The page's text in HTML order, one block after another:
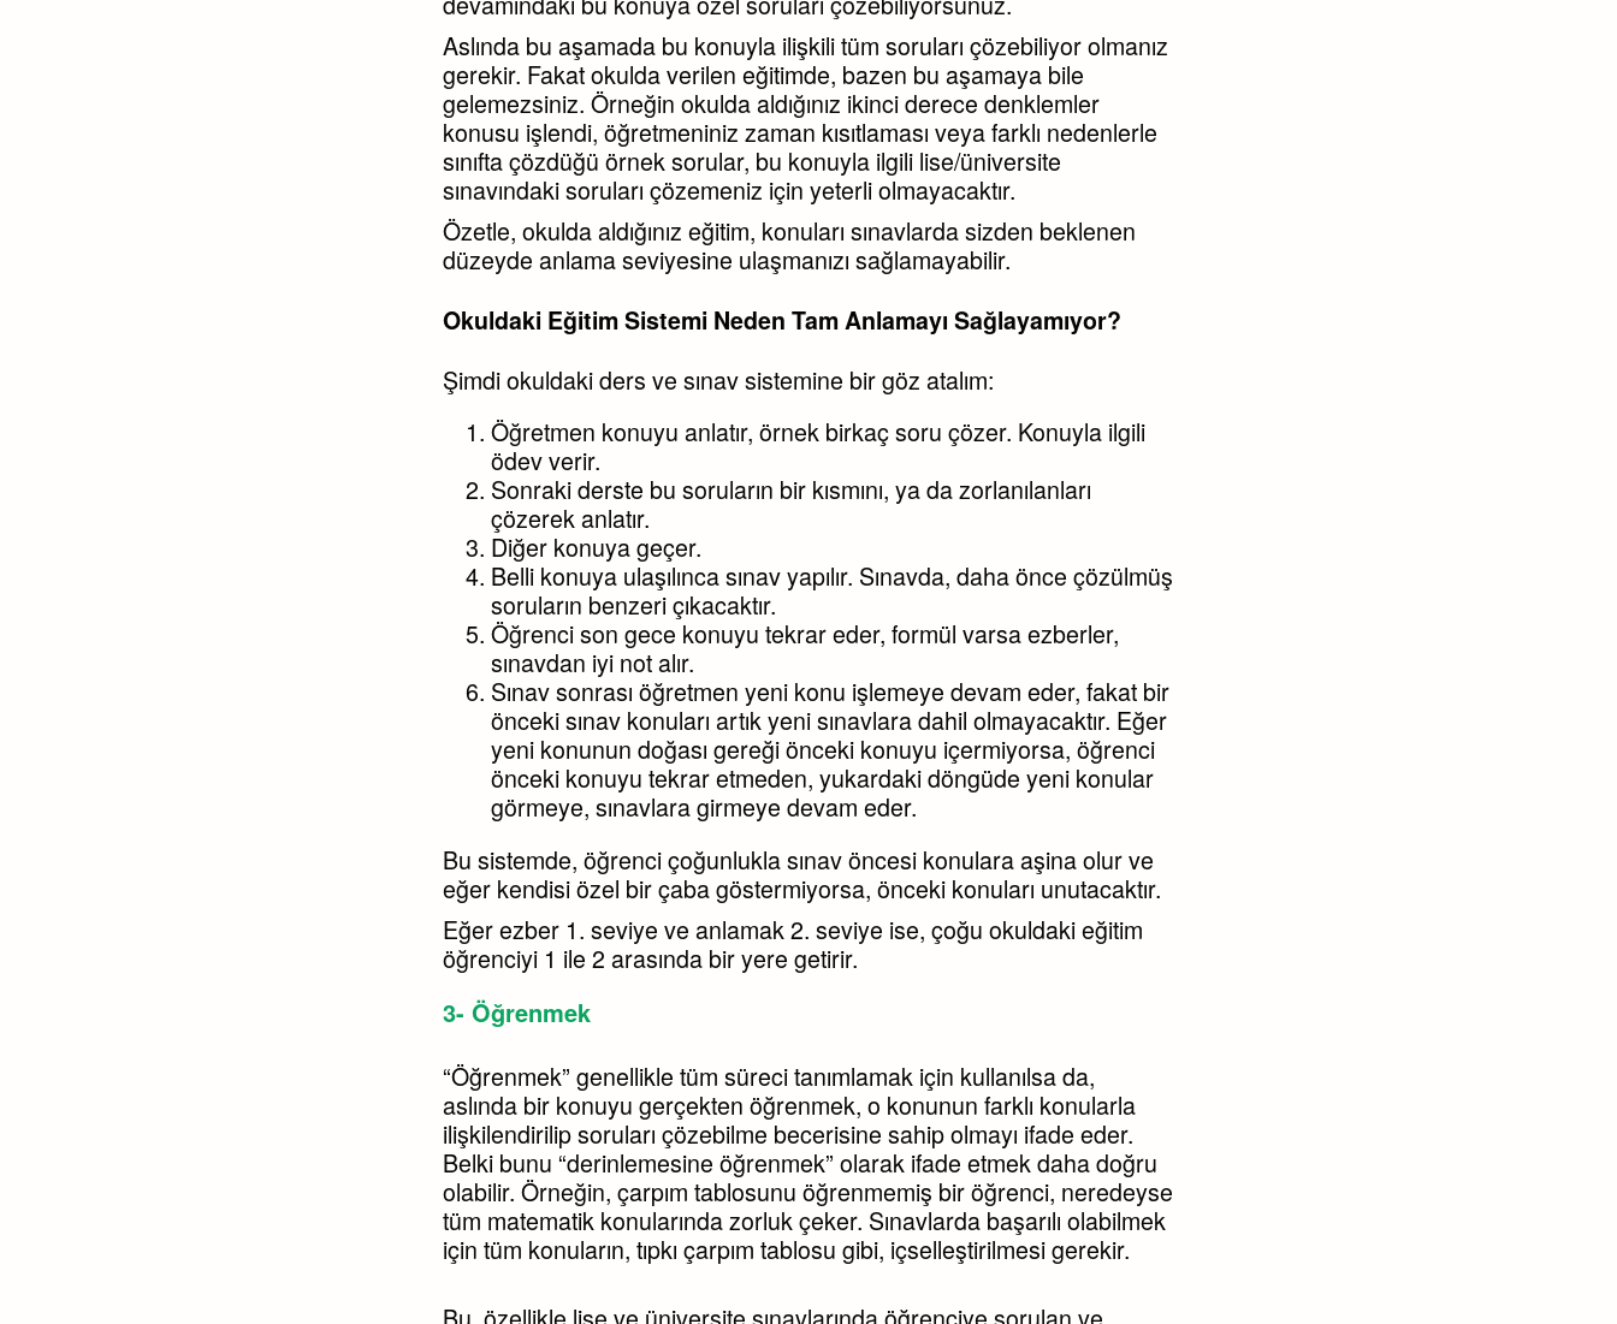
Aslında bu aşamada bu konuyla ilişkili tüm soruları çözebiliyor olmanız
gerekir. Fakat okulda verilen eğitimde, bazen bu aşamaya bile
gelemezsiniz. Örneğin okulda aldığınız ikinci derece denklemler
konusu işlendi, öğretmeniniz zaman kısıtlaması veya farklı nedenlerle
sınıfta çözdüğü örnek sorular, bu konuyla ilgili lise/üniversite
sınavındaki soruları çözemeniz için yeterli olmayacaktır.
Özetle, okulda aldığınız eğitim, konuları sınavlarda sizden beklenen
düzeyde anlama seviyesine ulaşmanızı sağlamayabilir.
Okuldaki Eğitim Sistemi Neden Tam Anlamayı Sağlayamıyor?
Şimdi okuldaki ders ve sınav sistemine bir göz atalım:
Öğretmen konuyu anlatır, örnek birkaç soru çözer. Konuyla ilgili
ödev verir.
Sonraki derste bu soruların bir kısmını, ya da zorlanılanları
çözerek anlatır.
Diğer konuya geçer.
Belli konuya ulaşılınca sınav yapılır. Sınavda, daha önce çözülmüş
soruların benzeri çıkacaktır.
Öğrenci son gece konuyu tekrar eder, formül varsa ezberler,
sınavdan iyi not alır.
Sınav sonrası öğretmen yeni konu işlemeye devam eder, fakat bir
önceki sınav konuları artık yeni sınavlara dahil olmayacaktır. Eğer
yeni konunun doğası gereği önceki konuyu içermiyorsa, öğrenci
önceki konuyu tekrar etmeden, yukardaki döngüde yeni konular
görmeye, sınavlara girmeye devam eder.
Bu sistemde, öğrenci çoğunlukla sınav öncesi konulara aşina olur ve
eğer kendisi özel bir çaba göstermiyorsa, önceki konuları unutacaktır.
Eğer ezber 1. seviye ve anlamak 2. seviye ise, çoğu okuldaki eğitim
öğrenciyi 1 ile 2 arasında bir yere getirir.
3- Öğrenmek
“Öğrenmek” genellikle tüm süreci tanımlamak için kullanılsa da,
aslında bir konuyu gerçekten öğrenmek, o konunun farklı konularla
ilişkilendirilip soruları çözebilme becerisine sahip olmayı ifade eder.
Belki bunu “derinlemesine öğrenmek” olarak ifade etmek daha doğru
olabilir. Örneğin, çarpım tablosunu öğrenmemiş bir öğrenci, neredeyse
tüm matematik konularında zorluk çeker. Sınavlarda başarılı olabilmek
için tüm konuların, tıpkı çarpım tablosu gibi, içselleştirilmesi gerekir.